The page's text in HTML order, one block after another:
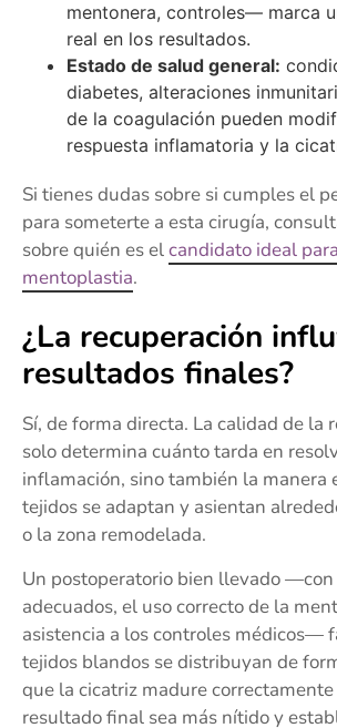
mentonera, controles— marca
real en los resultados.
Estado de salud general:
diabetes, alteraciones
de la coagulación pueden
respuesta inflamatoria y la
Si tienes dudas sobre si cumples el
para someterte a esta cirugía,
sobre quién es elcandidato ideal
mentoplastia.
¿La recuperación
resultados finales?
Sí, de forma directa. La calidad de la
solo determina cuánto tarda en
inflamación, sino también la manera
tejidos se adaptan y asientan
o la zona remodelada.
Un postoperatorio bien llevado
adecuados, el uso correcto de la
asistencia a los controles médicos—
tejidos blandos se distribuyan de
que la cicatriz madure
resultado final sea más nítido y